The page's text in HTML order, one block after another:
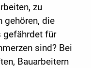
zu
gehören, die
gefährdet für
sind? Bei
Bauarbeitern